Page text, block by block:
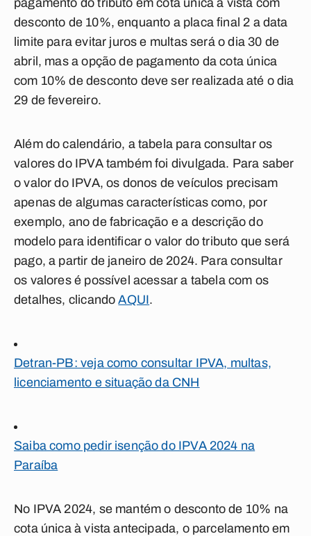
pagamento do tributo em cota única à vista com
desconto de 10%, enquanto a placa final 2 a data
limite para evitar juros e multas será o dia 30 de
abril, mas a opção de pagamento da cota única
com 10% de desconto deve ser realizada até o dia
29 de fevereiro.
Além do calendário, a tabela para consultar os
valores do IPVA também foi divulgada. Para saber
o valor do IPVA, os donos de veículos precisam
apenas de algumas características como, por
exemplo, ano de fabricação e a descrição do
modelo para identificar o valor do tributo que será
pago, a partir de janeiro de 2024. Para consultar
os valores é possível acessar a tabela com os
detalhes, clicandoAQUI.
Detran-PB: veja como consultar IPVA, multas,
licenciamento e situação da CNH
Saiba como pedir isenção do IPVA 2024 na
Paraíba
No IPVA 2024, se mantém o desconto de 10% na
cota única à vista antecipada, o parcelamento em